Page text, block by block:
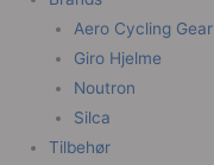
Aero Cycling Gear
Giro Hjelme
Noutron
Silca
Tilbehør